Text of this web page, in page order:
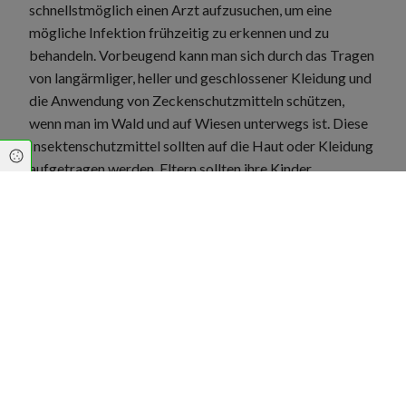
schnellstmöglich einen Arzt aufzusuchen, um eine
mögliche Infektion frühzeitig zu erkennen und zu
behandeln. Vorbeugend kann man sich durch das Tragen
von langärmliger, heller und geschlossener Kleidung und
die Anwendung von Zeckenschutzmitteln schützen,
wenn man im Wald und auf Wiesen unterwegs ist. Diese
Insektenschutzmittel sollten auf die Haut oder Kleidung
aufgetragen werden. Eltern sollten ihre Kinder
Cookie Einstellungen